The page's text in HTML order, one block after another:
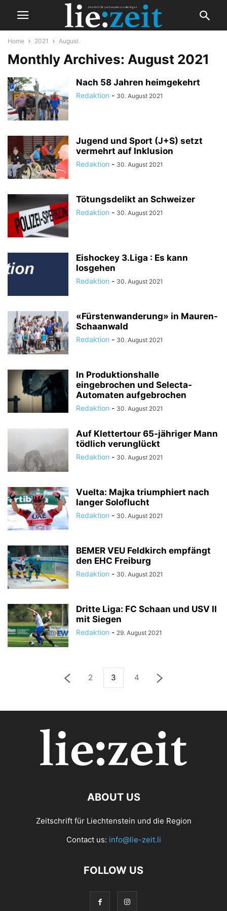
Home 2021 August
Monthly Archives: August 2021
Nach 58 Jahren heimgekehrt
Redaktion - 30. August 2021
Jugend und Sport (J+S) setzt
vermehrt auf Inklusion
Redaktion - 30. August 2021
Tötungsdelikt an Schweizer
Redaktion - 30. August 2021
Eishockey 3.Liga : Es kann
losgehen
Redaktion - 30. August 2021
«Fürstenwanderung» in Mauren-
Schaanwald
Redaktion - 30. August 2021
In Produktionshalle
eingebrochen und Selecta-
Automaten aufgebrochen
Redaktion - 30. August 2021
Auf Klettertour 65-jähriger Mann
tödlich verunglückt
Redaktion - 30. August 2021
Vuelta: Majka triumphiert nach
langer Soloflucht
Redaktion - 30. August 2021
BEMER VEU Feldkirch empfängt
den EHC Freiburg
Redaktion - 30. August 2021
Dritte Liga: FC Schaan und USV II
mit Siegen
Redaktion - 29. August 2021
2 3 4
ABOUT US
Zeitschrift für Liechtenstein und die Region
Contact us: info@lie-zeit.li
FOLLOW US